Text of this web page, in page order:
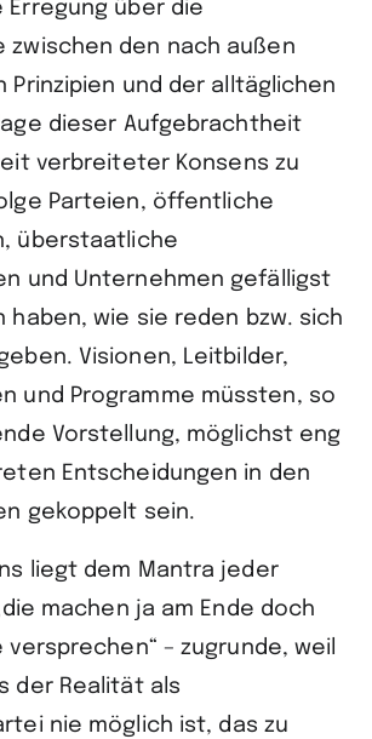
Erregung über die
zwischen den nach außen
Prinzipien und der alltäglichen
dieser Aufgebrachtheit
verbreiteter Konsens zu
Parteien, öffentliche
überstaatliche
und Unternehmen gefälligst
haben, wie sie reden bzw. sich
Visionen, Leitbilder,
und Programme müssten, so
Vorstellung, möglichst eng
Entscheidungen in den
gekoppelt sein.
liegt dem Mantra jeder
machen ja am Ende doch
– zugrunde, weil
der Realität als
nie möglich ist, das zu